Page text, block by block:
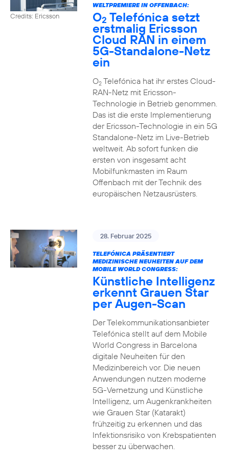
Credits: Ericsson
WELTPREMIERE IN OFFENBACH:
O2 Telefónica setzt
erstmalig Ericsson
Cloud RAN in einem
5G-Standalone-Netz
ein
O2Telefónica hat ihr erstes Cloud-
RAN-Netz mit Ericsson-
Technologie in Betrieb genommen.
Das ist die erste Implementierung
der Ericsson-Technologie in ein 5G
Standalone-Netz im Live-Betrieb
weltweit. Ab sofort funken die
ersten von insgesamt acht
Mobilfunkmasten im Raum
Offenbach mit der Technik des
europäischen Netzausrüsters.
28. Februar 2025
TELEFÓNICA PRÄSENTIERT
MEDIZINISCHE NEUHEITEN AUF DEM
MOBILE WORLD CONGRESS:
Künstliche Intelligenz
erkennt Grauen Star
per Augen-Scan
Der Telekommunikationsanbieter
Telefónica stellt auf dem Mobile
World Congress in Barcelona
digitale Neuheiten für den
Medizinbereich vor. Die neuen
Anwendungen nutzen moderne
5G-Vernetzung und Künstliche
Intelligenz, um Augenkrankheiten
wie Grauen Star (Katarakt)
frühzeitig zu erkennen und das
Infektionsrisiko von Krebspatienten
besser zu überwachen.